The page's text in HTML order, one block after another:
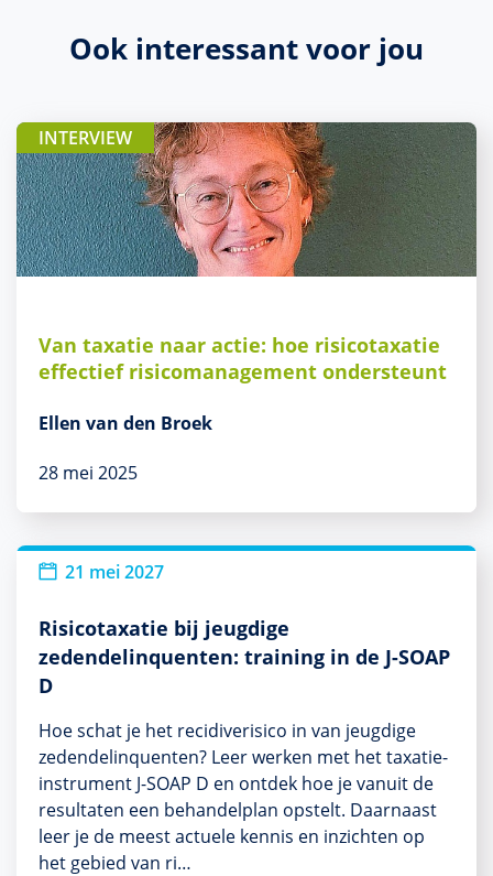
Ook interessant voor jou
INTERVIEW
Van taxatie naar actie: hoe risicotaxatie
effectief risicomanagement ondersteunt
Ellen van den Broek
28 mei 2025
21 mei 2027
Risicotaxatie bij jeugdige
zedendelinquenten: training in de J-SOAP
D
Hoe schat je het recidiverisico in van jeugdige
zedendelinquenten? Leer werken met het taxatie-
instrument J-SOAP D en ontdek hoe je vanuit de
resultaten een behandelplan opstelt. Daarnaast
leer je de meest actuele kennis en inzichten op
het gebied van ri…